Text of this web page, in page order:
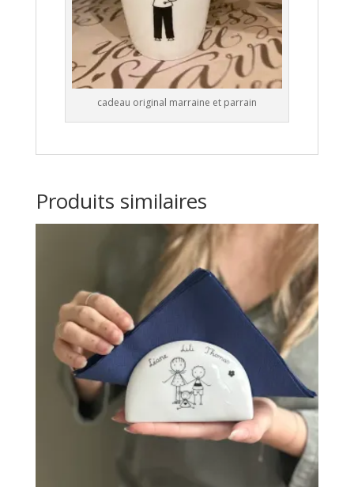
cadeau original marraine et parrain
Produits similaires